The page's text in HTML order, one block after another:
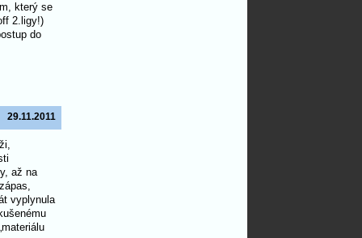
který se
2.ligy!)
do
29.11.2011
až na
vyplynula